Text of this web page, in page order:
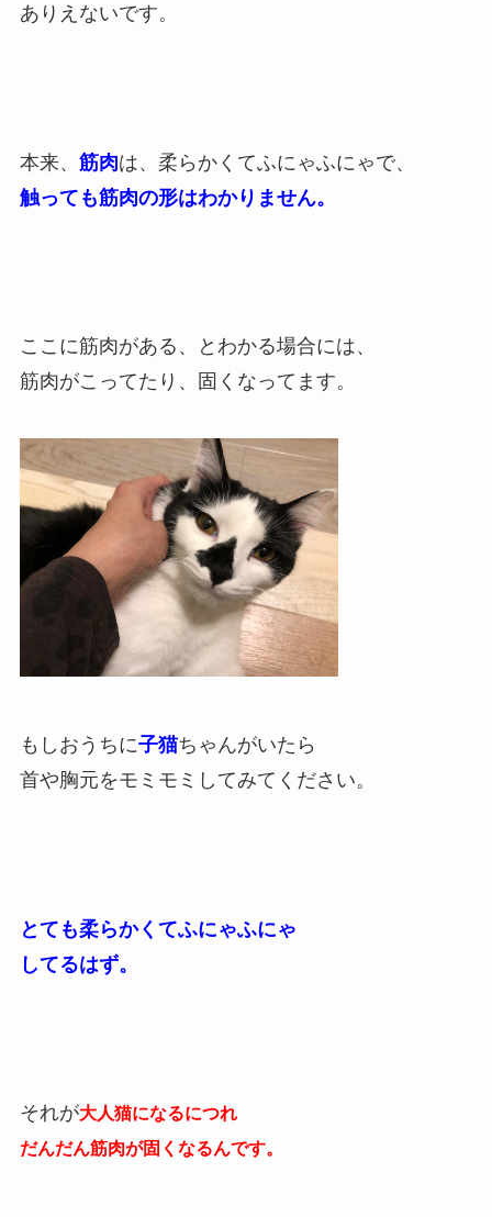
ありえないです。
本来、 筋肉は、柔らかくてふにゃふにゃで、
触っても筋肉の形はわかりません。
ここに筋肉がある、とわかる場合には、
筋肉がこってたり、固くなってます。
もしおうちに子猫ちゃんがいたら
首や胸元をモミモミしてみてください。
とても柔らかくてふにゃふにゃ
してるはず。
それが大人猫になるにつれ
だんだん筋肉が固くなるんです。